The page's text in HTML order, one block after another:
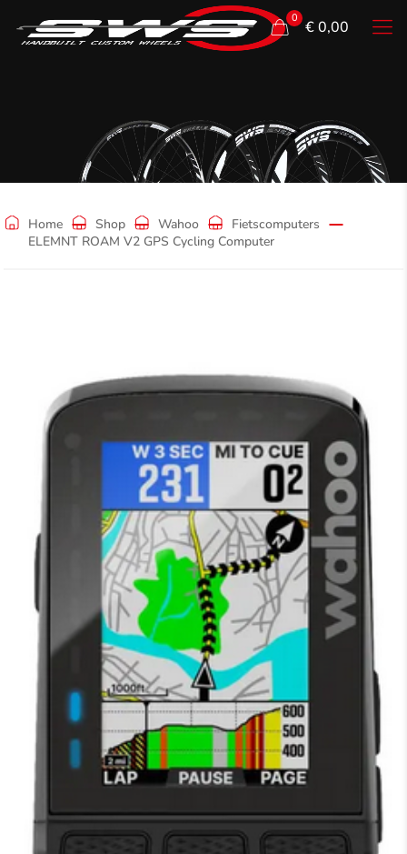
0 € 0,00
Shop
Home Shop Wahoo
Fietscomputers
ELEMNT ROAM V2 GPS Cycling Computer